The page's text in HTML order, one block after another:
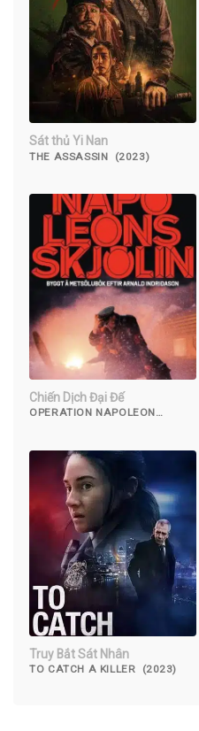
Sát thủ Yi Nan
THE ASSASSIN (2023)
Chiến Dịch Đại Đế
OPERATION NAPOLEON
Truy Bắt Sát Nhân
TO CATCH A KILLER (2023)